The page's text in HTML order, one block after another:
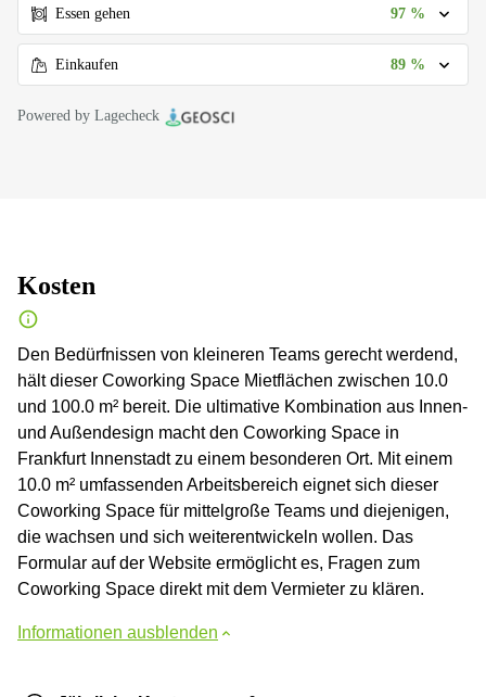
Essen gehen 97 %
Einkaufen 89 %
Powered by Lagecheck
Kosten
Den Bedürfnissen von kleineren Teams gerecht werdend,
hält dieser Coworking Space Mietflächen zwischen 10.0
und 100.0 m² bereit. Die ultimative Kombination aus Innen-
und Außendesign macht den Coworking Space in
Frankfurt Innenstadt zu einem besonderen Ort. Mit einem
10.0 m² umfassenden Arbeitsbereich eignet sich dieser
Coworking Space für mittelgroße Teams und diejenigen,
die wachsen und sich weiterentwickeln wollen. Das
Formular auf der Website ermöglicht es, Fragen zum
Coworking Space direkt mit dem Vermieter zu klären.
Informationen ausblenden